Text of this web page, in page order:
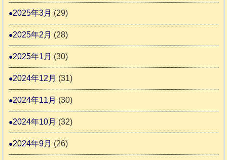
2025年3月 (29)
2025年2月 (28)
2025年1月 (30)
2024年12月 (31)
2024年11月 (30)
2024年10月 (32)
2024年9月 (26)